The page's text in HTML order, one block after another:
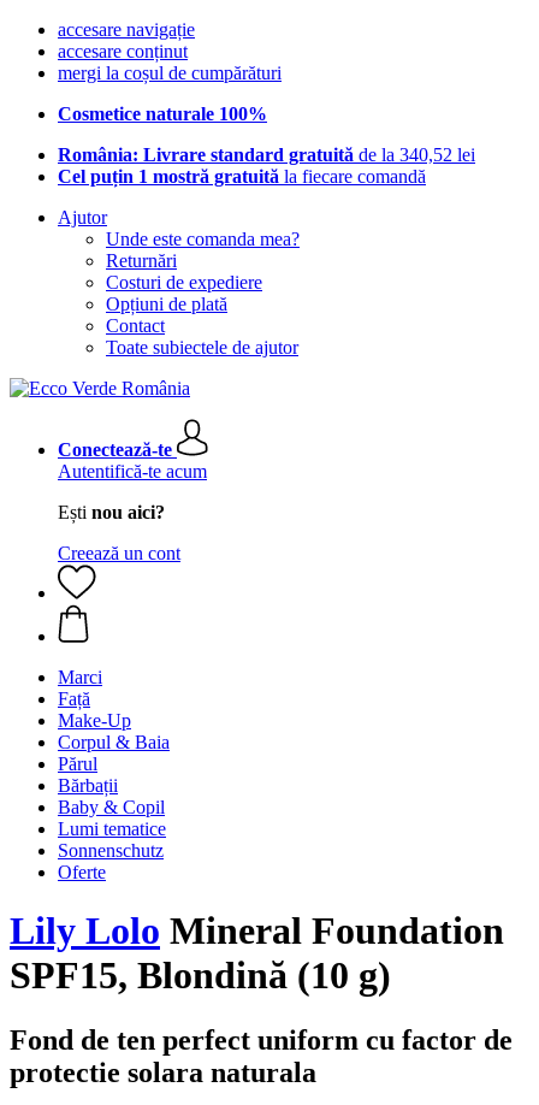
accesare navigație
accesare conținut
mergi la coșul de cumpărături
Cosmetice naturale 100%
România: Livrare standard gratuită de la 340,52 lei
Cel puțin 1 mostră gratuită la fiecare comandă
Ajutor
Unde este comanda mea?
Returnări
Costuri de expediere
Opțiuni de plată
Contact
Toate subiectele de ajutor
Conectează-te
Autentifică-te acum
Ești nou aici?
Creează un cont
Marci
Față
Make-Up
Corpul & Baia
Părul
Bărbații
Baby & Copil
Lumi tematice
Sonnenschutz
Oferte
Lily Lolo Mineral Foundation
SPF15, Blondină (10 g)
Fond de ten perfect uniform cu factor de
protectie solara naturala